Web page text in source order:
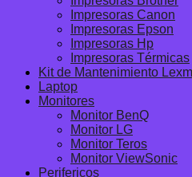
Impresoras Canon
Impresoras Epson
Impresoras Hp
Impresoras Térmicas
Kit de Mantenimiento
Laptop
Monitores
Monitor BenQ
Monitor LG
Monitor Teros
Monitor ViewSonic
Perifericos